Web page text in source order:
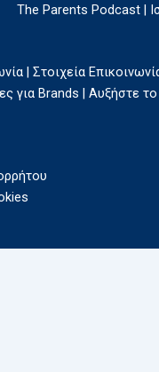
The Parents Podcast |
| Στοιχεία
για Brands | Αυξήστε